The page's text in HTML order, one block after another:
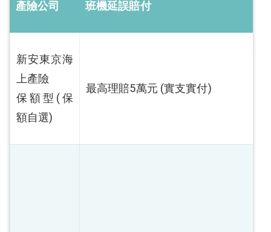
產險公司 班機延誤賠付
新安東京海
上產險
保額型(保
額自選)
最高理賠5萬元 (實支實付)